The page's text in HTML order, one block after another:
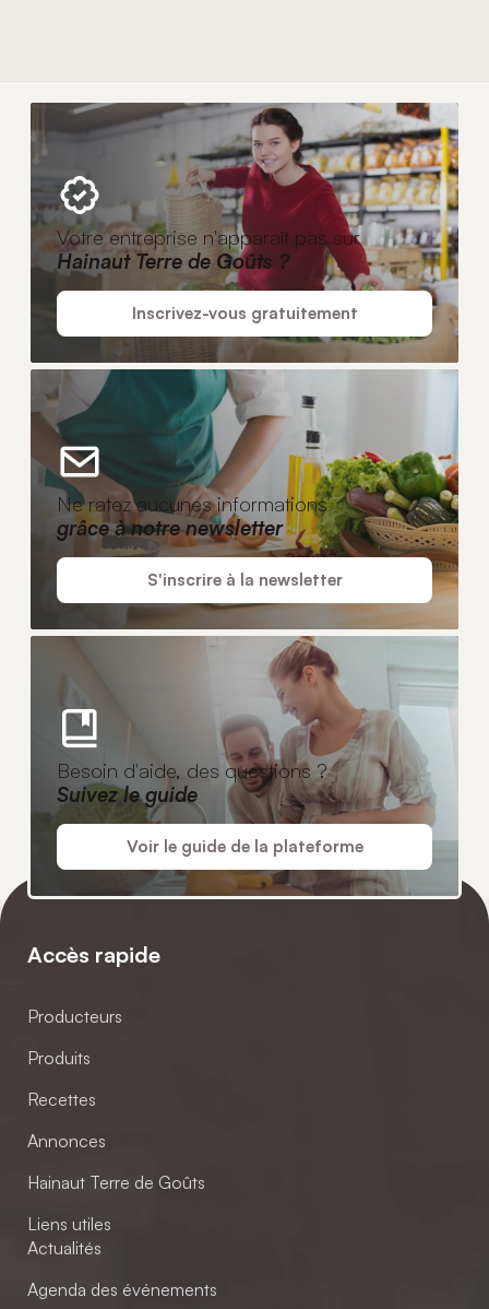
Votre entreprise n'apparaît pas sur
Hainaut Terre de Goûts ?
Inscrivez-vous gratuitement
Ne ratez aucunes informations
grâce à notre newsletter
S'inscrire à la newsletter
Besoin d'aide, des questions ?
Suivez le guide
Voir le guide de la plateforme
Accès rapide
Producteurs
Produits
Recettes
Annonces
Hainaut Terre de Goûts
Liens utiles
Actualités
Agenda des événements